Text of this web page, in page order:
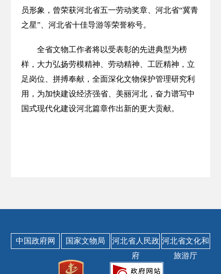
员形象，曾荣获河北省五一劳动奖章、河北省“冀青
之星”、河北省十佳导游等荣誉称号。
全省文物工作者将以受表彰的先进典型为榜
样，大力弘扬劳模精神、劳动精神、工匠精神，立
足岗位、拼搏奉献，全面深化文物保护管理研究利
用，为加快建设经济强省、美丽河北，奋力谱写中
国式现代化建设河北篇章作出新的更大贡献。
中国政府网 国家文物局
河北省人民政
府
河北省文化和
旅游厅